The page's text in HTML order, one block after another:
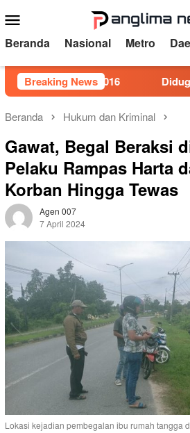
ke
kontenMobile
Beranda Nasional Metro
Breaking News
Tahun 2016 Diduga Terobos
Beranda Hukum dan Kriminal
Gawat, Begal Beraksi
Pelaku Rampas Harta
Korban Hingga Tewas
Agen 007
7 April 2024
Lokasi kejadian pembegalan ibu rumah tangga